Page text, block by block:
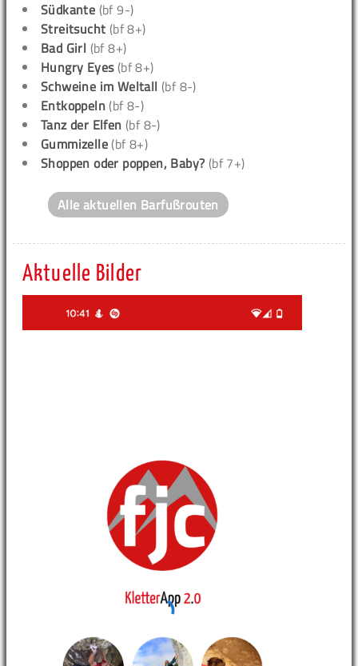
Südkante (bf 9-)
Streitsucht (bf 8+)
Bad Girl (bf 8+)
Hungry Eyes(bf 8+)
Schweine im Weltall (bf 8-)
Entkoppeln (bf 8-)
Tanz der Elfen (bf 8-)
Gummizelle (bf 8+)
Shoppen oder poppen, Baby? (bf 7+)
Alle aktuellen Barfußrouten
Aktuelle Bilder